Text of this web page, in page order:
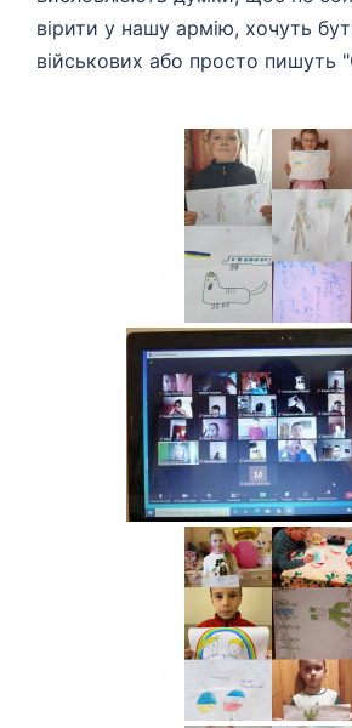
вірити у нашу армію, хочуть
військових або просто пишуть